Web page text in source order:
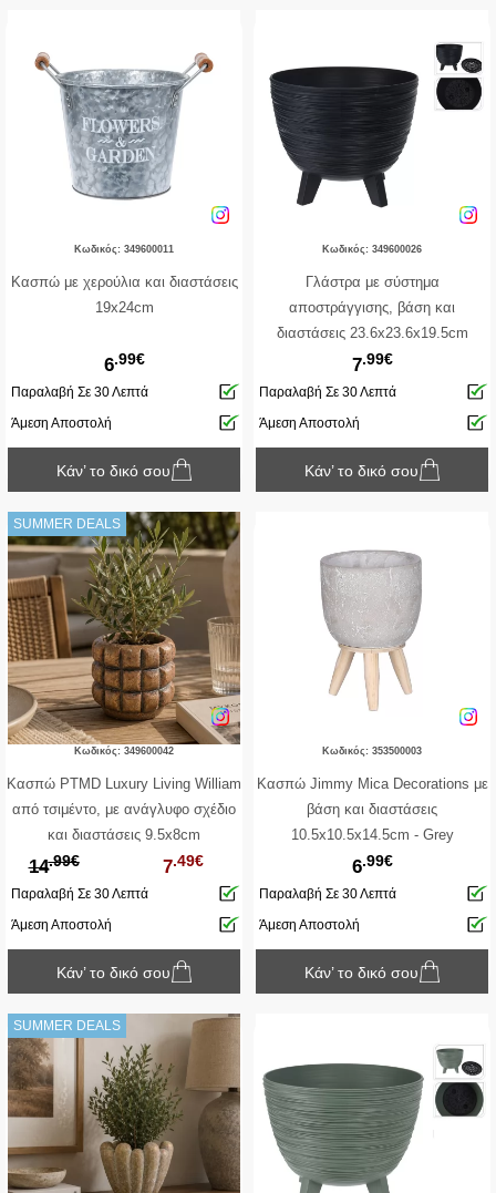
Κωδικός: 349600011
Κασπώ με χερούλια και διαστάσεις
19x24cm
6.99€
Παραλαβή Σε 30 Λεπτά
Άμεση Αποστολή
Κάν’ το δικό σου
Κωδικός: 349600026
Γλάστρα με σύστημα
αποστράγγισης, βάση και
διαστάσεις 23.6x23.6x19.5cm
7.99€
Παραλαβή Σε 30 Λεπτά
Άμεση Αποστολή
Κάν’ το δικό σου
SUMMER DEALS
Κωδικός: 349600042
Κασπώ PTMD Luxury Living William
από τσιμέντο, με ανάγλυφο σχέδιο
και διαστάσεις 9.5x8cm
14.99€ 7.49€
Παραλαβή Σε 30 Λεπτά
Άμεση Αποστολή
Κάν’ το δικό σου
Κωδικός: 353500003
Κασπώ Jimmy Mica Decorations με
βάση και διαστάσεις
10.5x10.5x14.5cm - Grey
6.99€
Παραλαβή Σε 30 Λεπτά
Άμεση Αποστολή
Κάν’ το δικό σου
SUMMER DEALS